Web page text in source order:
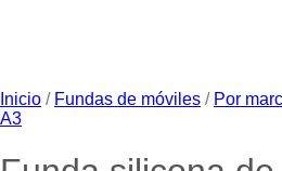
Inicio / Fundas de móviles / Por
A3